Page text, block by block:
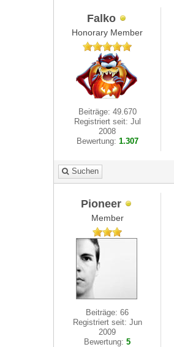
Falko
Honorary Member
Beiträge: 49.670
Registriert seit: Jul
2008
Bewertung: 1.307
Suchen
Pioneer
Member
Beiträge: 66
Registriert seit: Jun
2009
Bewertung:5